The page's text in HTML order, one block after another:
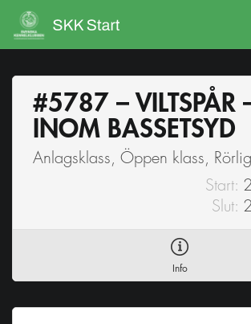
#5787 – VILTSPÅR
INOM BASSETSYD
Anlagsklass, Öppen klass,
Start:
Slut:
Info